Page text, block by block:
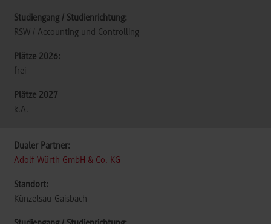
RSW / Accounting und Controlling
frei
k.A.
Adolf Würth GmbH & Co. KG
Künzelsau-Gaisbach